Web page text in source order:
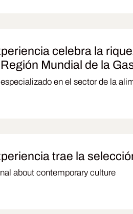
celebra la
Mundial de la
en el sector de la
trae la
about contemporary culture